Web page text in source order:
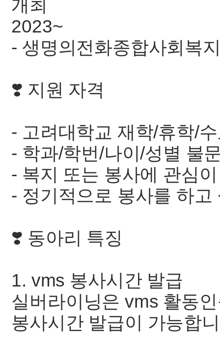
개최
2023~
- 생명의전화종합사회복
❣️ 지원 자격
- 고려대학교 재학/휴학/
- 학과/학번/나이/성별 불
- 복지 또는 봉사에 관심
- 정기적으로 봉사를 하고
❣️ 동아리 특징
1. vms 봉사시간 발급
실버라이닝은 vms 활동
봉사시간 발급이 가능합